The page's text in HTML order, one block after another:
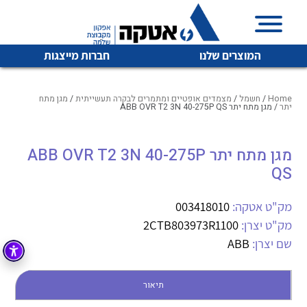
המוצרים שלנו חברות מייצגות
איכות | שרות | זמינות
אטקה בע”מ היא החברה הגדולה והמובילה בישראל בשיווק
מיתוג, בקרה , ואינסטלציה חשמלית ופעילה ב7 תחומים:
חשמל מיתוג ואינסטלציה חשמלית
קופסאות וארונות לחשמל, בקרה ואלקטרוניקה
לכל מוצרי היצרן לכל מוצרי היצרן
Home
/ חשמל / מצמדים אופטיים ומתמרים לבקרה תעשייתית/ מגן מתח
יתר/ מגן מתח יתר ABB OVR T2 3N 40-275P QS
מגן מתח יתר ABB OVR T2 3N 40-275P
QS
מק"ט אטקה: 003418010
מק"ט יצרן: 2CTB803973R1100
שם יצרן: ABB
תיאור